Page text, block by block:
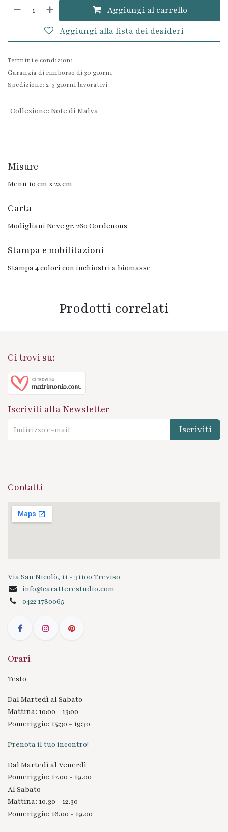
Aggiungi al carrello
Aggiungi alla lista dei desideri
Termini e condizioni
Garanzia di rimborso di 30 giorni
Spedizione: 2-3 giorni lavorativi
Collezione: Note di Malva
Misure
Menu 10 cm x 22 cm​
Carta
Modigliani Neve gr. 260 Cordenons
Stampa e nobilitazioni
Stampa 4 colori con inchiostri a biomasse
Prodotti correlati
Ci trovi su:
Iscriviti alla Newsletter
Iscriviti
Contatti
Via San Nicolò, 11 - 31100 Treviso
info@caratterestudio.com
0422 1780065
Orari
Testo
Dal Martedì al Sabato
Mattina: 10:00 - 13:00
Pomeriggio: 15:30 - 19:30
Prenota il tuo incontro!
Dal Martedì al Venerdì
Pomeriggio: 17.00 - 19.00
Al Sabato
Mattina: 10.30 - 12.30
Pomeriggio: 16.00 - 19.00